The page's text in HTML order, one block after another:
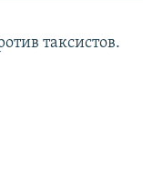
таксистов.